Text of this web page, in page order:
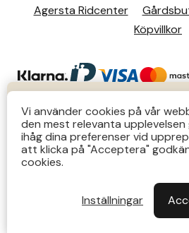
KUNDTJÄNST
Butiks- & telefontider Mån-Tors
övriga tider via e-post:
Till OUTLET>>
Stäng
Agersta Ridcenter
Köpvillkor
© 2026
Vi använder cookies på vår
den mest relevanta
ihåg dina preferenser vid
att klicka på "Acceptera"
cookies.
Inställningar